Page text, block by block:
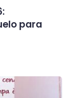
para